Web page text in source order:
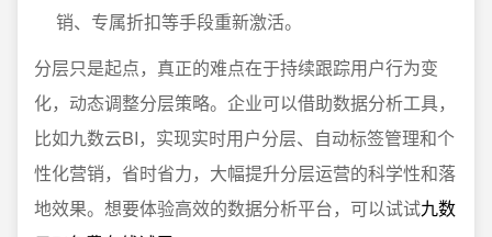
销、专属折扣等手段重新激活。
分层只是起点，真正的难点在于持续跟踪用户行为变
化，动态调整分层策略。企业可以借助数据分析工具，
比如九数云BI，实现实时用户分层、自动标签管理和个
性化营销，省时省力，大幅提升分层运营的科学性和落
地效果。想要体验高效的数据分析平台，可以试试九数